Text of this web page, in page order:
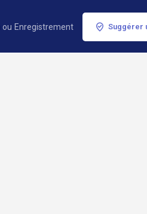
ou Enregistrement Suggérer